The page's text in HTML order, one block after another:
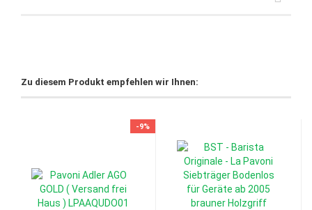
Zu diesem Produkt empfehlen wir Ihnen:
-9%